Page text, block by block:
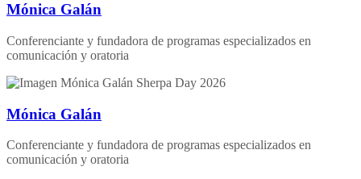
Mónica Galán
Conferenciante y fundadora de programas especializados en
comunicación y oratoria
Mónica Galán
Conferenciante y fundadora de programas especializados en
comunicación y oratoria